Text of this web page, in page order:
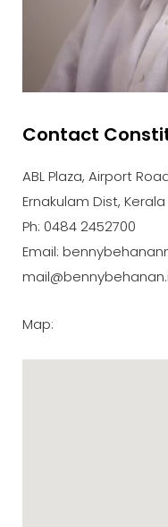
Contact
ABL Plaza, Airport
Ernakulam Dist,
Ph: 0484 2452700
Email:
Map: